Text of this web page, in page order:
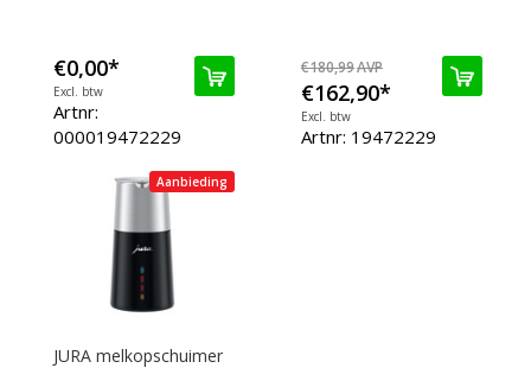
€0,00*
Excl. btw
Artnr:
000019472229
€180,99AVP
€162,90*
Excl. btw
Artnr: 19472229
Aanbieding
JURA melkopschuimer